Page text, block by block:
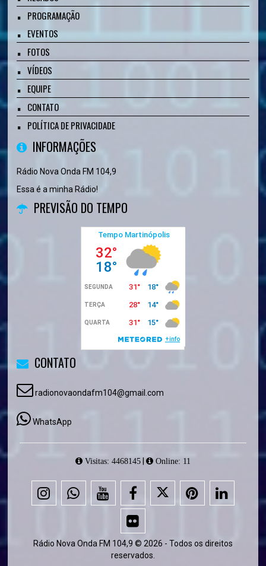
PROGRAMAÇÃO
EVENTOS
FOTOS
VÍDEOS
EQUIPE
CONTATO
POLÍTICA DE PRIVACIDADE
INFORMAÇÕES
Rádio Nova Onda FM 104,9
Essa é a minha Rádio!
PREVISÃO DO TEMPO
CONTATO
radionovaondafm104@gmail.com
WhatsApp
Visitas: 4468145| Online: 11
Rádio Nova Onda FM 104,9 © 2026 - Todos os direitos
reservados.